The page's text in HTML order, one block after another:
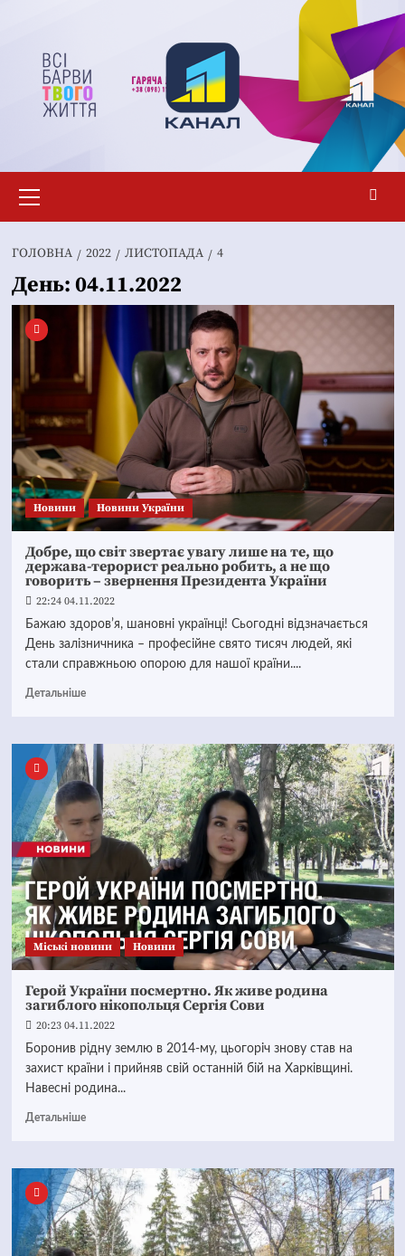
вмісту
меню
ГОЛОВНА 2022 ЛИСТОПАДА 4
День: 04.11.2022
Новини Новини України
Добре, що світ звертає увагу лише на те, що
держава-терорист реально робить, а не що
говорить – звернення Президента України
22:24 04.11.2022
Бажаю здоровʼя, шановні українці! Сьогодні відзначається
День залізничника – професійне свято тисяч людей, які
стали справжньою опорою для нашої країни....
Детальніше
Mіські новини Новини
Герой України посмертно. Як живе родина
загиблого нікопольця Сергія Сови
20:23 04.11.2022
Боронив рідну землю в 2014-му, цьогоріч знову став на
захист країни і прийняв свій останній бій на Харківщині.
Навесні родина...
Детальніше